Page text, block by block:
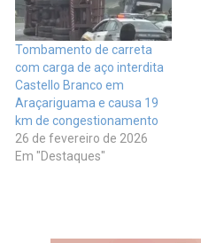
Tombamento de carreta
com carga de aço interdita
Castello Branco em
Araçariguama e causa 19
km de congestionamento
26 de fevereiro de 2026
Em "Destaques"